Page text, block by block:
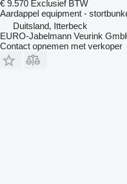
€ 9.570 Exclusief BTW
Aardappel equipment -
Duitsland, Itterbeck
EURO-Jabelmann Veurink
Contact opnemen met verkoper